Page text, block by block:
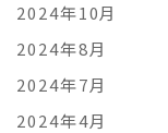
2024年10月
2024年8月
2024年7月
2024年4月